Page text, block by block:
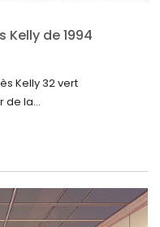
Kelly de 1994
Kelly 32 vert
de la...